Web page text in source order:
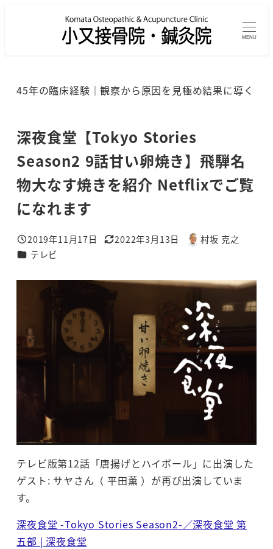
MENU
45年の臨床経験｜観察から原因を見極め結果に導く
深夜食堂【Tokyo Stories
Season2 9話甘い卵焼き】飛騨名
物大なす焼きを紹介 Netflixでご覧
になれます
投稿日
2019年11月17日
更新日
2022年3月13日
著
村坂 克之
カテゴリー
テレビ
テレビ版第12話「唐揚げとハイボール」に出演した
ゲスト: サヤさん（ 平田薫 ）が再び出演していま
す。
深夜食堂 -Tokyo Stories Season2-／深夜食堂 第
五部 | 深夜食堂